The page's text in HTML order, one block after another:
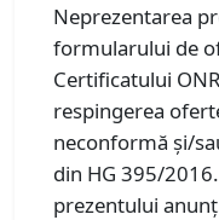
Neprezentarea
formularului de
Certificatului
respingerea
neconformă și/
din HG 395/
prezentului